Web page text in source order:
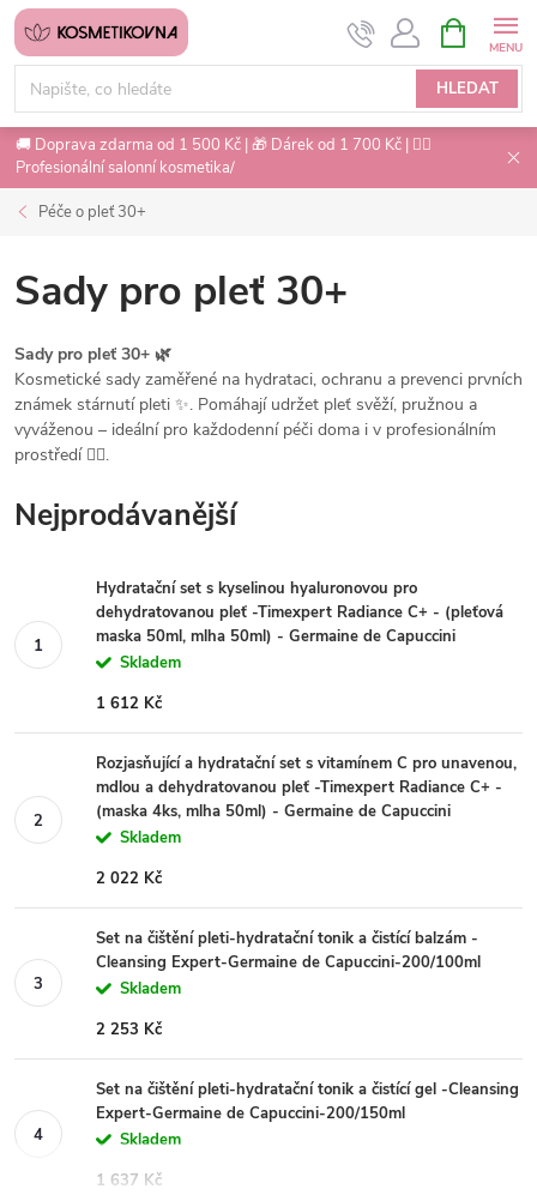
Přejít
obsah
HLEDAT
NÁKUPNÍ
KOŠÍK
🚚 Doprava zdarma od 1 500 Kč | 🎁 Dárek od 1 700 Kč | 💇‍♀️
Profesionální salonní kosmetika/
Péče o pleť 30+
Sady pro pleť 30+
Sady pro pleť 30+ 🌿
Kosmetické sady zaměřené na hydrataci, ochranu a prevenci prvních
známek stárnutí pleti ✨. Pomáhají udržet pleť svěží, pružnou a
vyváženou – ideální pro každodenní péči doma i v profesionálním
prostředí 💆‍♀️.
Nejprodávanější
Hydratační set s kyselinou hyaluronovou pro
dehydratovanou pleť -Timexpert Radiance C+ - (pleťová
maska 50ml, mlha 50ml) - Germaine de Capuccini
Skladem
1 612 Kč
Rozjasňující a hydratační set s vitamínem C pro unavenou,
mdlou a dehydratovanou pleť -Timexpert Radiance C+ -
(maska 4ks, mlha 50ml) - Germaine de Capuccini
Skladem
2 022 Kč
Set na čištění pleti-hydratační tonik a čistící balzám -
Cleansing Expert-Germaine de Capuccini-200/100ml
Skladem
2 253 Kč
Set na čištění pleti-hydratační tonik a čistící gel -Cleansing
Expert-Germaine de Capuccini-200/150ml
Skladem
1 637 Kč